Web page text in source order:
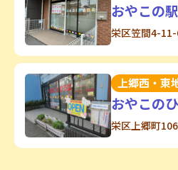
おやこの
栄区笠間4-
上郷西・東
おやこの
栄区上郷町